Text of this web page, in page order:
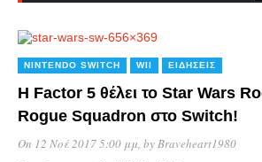
NINTENDO SWITCH WII ΕΙΔΉΣΕΙΣ
H Factor 5 θέλει το Star Wars
Rogue Squadron στο Switch!
On 12 Νοέ 2017 5:00 μμ, byBraveheart1980